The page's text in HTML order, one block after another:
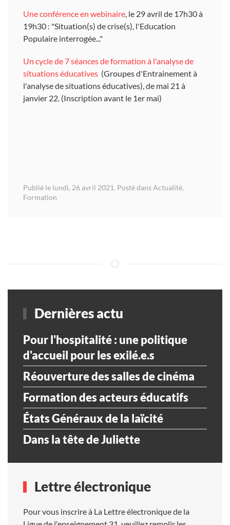
Une conférence en webinaire, le 29 avril de 17h30 à
19h30 : "Situation(s) de crise(s), l'Education
Populaire interrogée..."
Un cycle de 7 séances de formation à l'analyse de
situations éducatives (Groupes d'Entrainement à
l'analyse de situations éducatives), de mai 21 à
janvier 22. (Inscription avant le 1er mai)
Publié le lundi, 26 avril 2021. Posté dansActualité,
Formation
Dernières actu
Pour l'hospitalité : une politique
d'accueil pour les exilé.e.s
Réouverture des salles de cinéma
Formation des acteurs éducatifs
États Généraux de la laïcité
Dans la tête de Juliette
Lettre électronique
Pour vous inscrire à La Lettre électronique de la